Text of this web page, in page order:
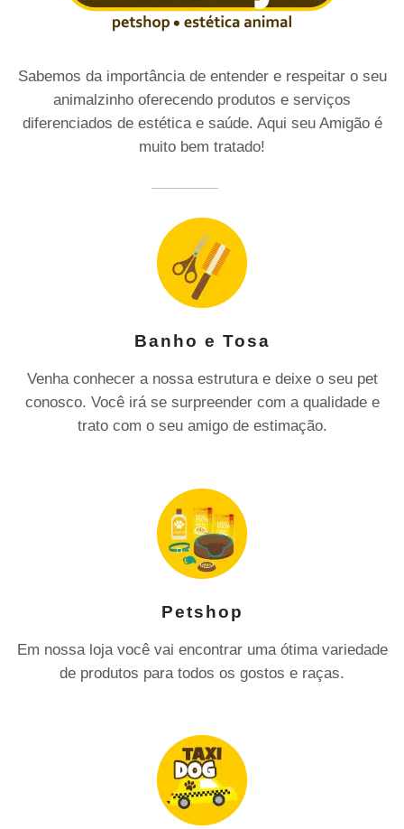
Sabemos da importância de entender e respeitar o seu
animalzinho oferecendo produtos e serviços
diferenciados de estética e saúde. Aqui seu Amigão é
muito bem tratado!
Banho e Tosa
Venha conhecer a nossa estrutura e deixe o seu pet
conosco. Você irá se surpreender com a qualidade e
trato com o seu amigo de estimação.
Petshop
Em nossa loja você vai encontrar uma ótima variedade
de produtos para todos os gostos e raças.